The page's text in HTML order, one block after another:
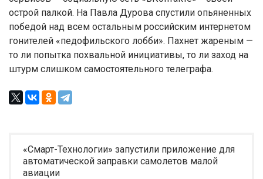
острой палкой. На Павла Дурова спустили опьяненных
победой над всем остальным российским интернетом
гонителей «педофильского лобби». Пахнет жареным —
то ли попытка похвальной инициативы, то ли заход на
штурм слишком самостоятельного телеграфа.
«Смарт-Технологии» запустили приложение для
автоматической заправки самолетов малой
авиации